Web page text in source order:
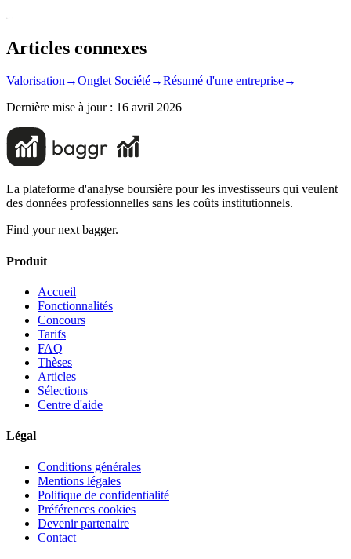
Articles connexes
Valorisation→Onglet Société→Résumé d'une entreprise→
Dernière mise à jour : 16 avril 2026
La plateforme d'analyse boursière pour les investisseurs qui veulent
des données professionnelles sans les coûts institutionnels.
Find your next bagger.
Produit
Accueil
Fonctionnalités
Concours
Tarifs
FAQ
Thèses
Articles
Sélections
Centre d'aide
Légal
Conditions générales
Mentions légales
Politique de confidentialité
Préférences cookies
Devenir partenaire
Contact